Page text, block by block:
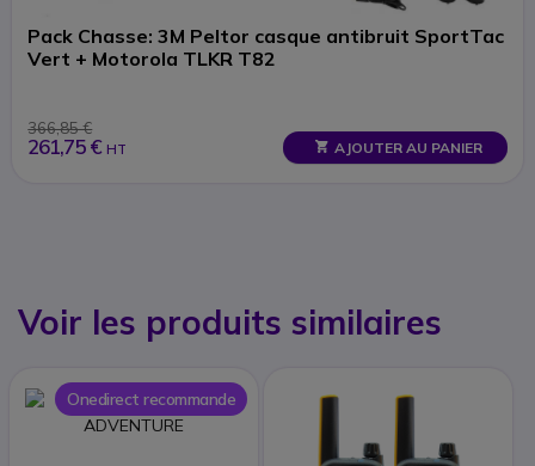
Pack Chasse: 3M Peltor casque antibruit SportTac
Vert + Motorola TLKR T82
366,85 €
261,75 € HT AJOUTER AU PANIER
Voir les produits similaires
Onedirect recommande